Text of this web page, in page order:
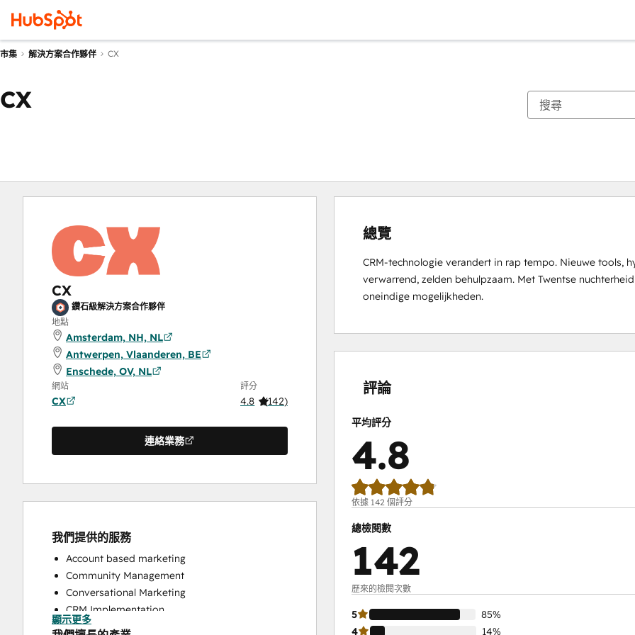
市集 解決方案合作夥伴 CX
CX
CX
鑽石級解決方案合作夥伴
地點
Amsterdam, NH, NL
Antwerpen, Vlaanderen, BE
Enschede, OV, NL
網站
CX
評分
4.8 (142)
連絡業務
我們提供的服務
Account based marketing
Community Management
Conversational Marketing
CRM Implementation
CRM Migration
顯示更多
總覽
CRM-technologie verandert in rap tempo. Nieuwe tools,
verwarrend, zelden behulpzaam. Met Twentse
oneindige mogelijkheden.
評論
平均評分
4.8
依據 142 個評分
總檢閱數
142
歷來的檢閱次數
5
85%
4
成
14%
成
成
成